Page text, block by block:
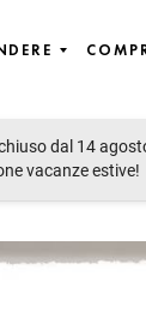
dal 14
vacanze estive!